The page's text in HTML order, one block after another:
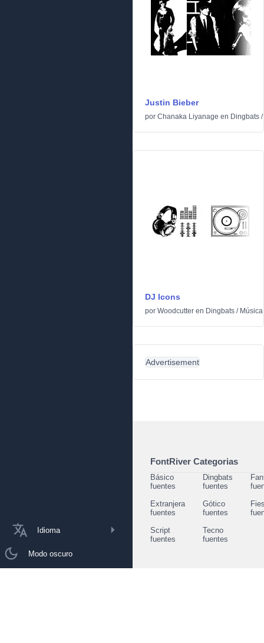
Idioma
Modo oscuro
Justin Bieber
por Chanaka Liyanage en Dingbats /
DJ Icons
por Woodcutter en Dingbats / Música
Advertisement
FontRiver Categorias
Básico
fuentes
Dingbats
fuentes
Extranjera
fuentes
Gótico
fuentes
Script
fuentes
Tecno
fuentes